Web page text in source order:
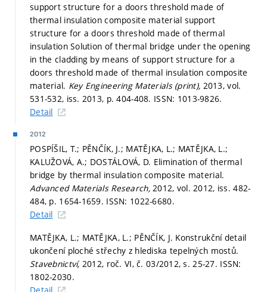
support structure for a doors threshold made of
thermal insulation composite material support
structure for a doors threshold made of thermal
insulation Solution of thermal bridge under the opening
in the cladding by means of support structure for a
doors threshold made of thermal insulation composite
material. Key Engineering Materials (print), 2013, vol.
531-532, iss. 2013, p. 404-408. ISSN: 1013-9826.
Detail
2012
POSPÍŠIL, T.; PĚNČÍK, J.; MATĚJKA, L.; MATĚJKA, L.;
KALUŽOVÁ, A.; DOSTÁLOVÁ, D. Elimination of thermal
bridge by thermal insulation composite material.
Advanced Materials Research, 2012, vol. 2012, iss. 482-
484, p. 1654-1659. ISSN: 1022-6680.
Detail
MATĚJKA, L.; MATĚJKA, L.; PĚNČÍK, J. Konstrukční detail
ukončení ploché střechy z hlediska tepelných mostů.
Stavebnictví, 2012, roč. VI, č. 03/2012,s. 25-27. ISSN:
1802-2030.